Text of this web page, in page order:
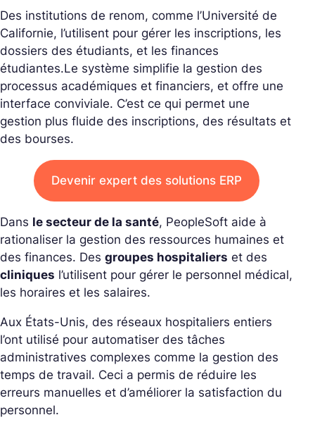
Des institutions de renom, comme l’Université de
Californie, l’utilisent pour gérer les inscriptions, les
dossiers des étudiants, et les finances
étudiantes.Le système simplifie la gestion des
processus académiques et financiers, et offre une
interface conviviale. C’est ce qui permet une
gestion plus fluide des inscriptions, des résultats et
des bourses.
Devenir expert des solutions ERP
Dans le secteur de la santé, PeopleSoft aide à
rationaliser la gestion des ressources humaines et
des finances. Des groupes hospitaliers et des
cliniques l’utilisent pour gérer le personnel médical,
les horaires et les salaires.
Aux États-Unis, des réseaux hospitaliers entiers
l’ont utilisé pour automatiser des tâches
administratives complexes comme la gestion des
temps de travail. Ceci a permis de réduire les
erreurs manuelles et d’améliorer la satisfaction du
personnel.